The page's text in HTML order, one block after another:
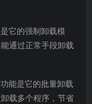
它的强制卸载模
通过正常手段卸载
能是它的批量卸载
载多个程序，节省